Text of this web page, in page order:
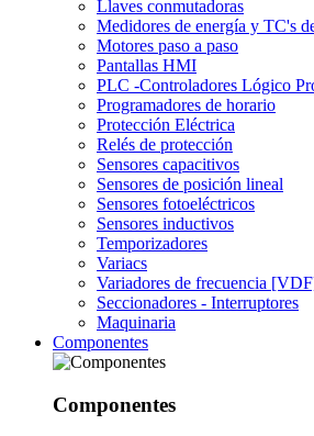
Llaves conmutadoras
Medidores de energía y TC's
Motores paso a paso
Pantallas HMI
PLC -Controladores Lógico
Programadores de horario
Protección Eléctrica
Relés de protección
Sensores capacitivos
Sensores de posición lineal
Sensores fotoeléctricos
Sensores inductivos
Temporizadores
Variacs
Variadores de frecuencia
Seccionadores - Interruptores
Maquinaria
Componentes
Componentes